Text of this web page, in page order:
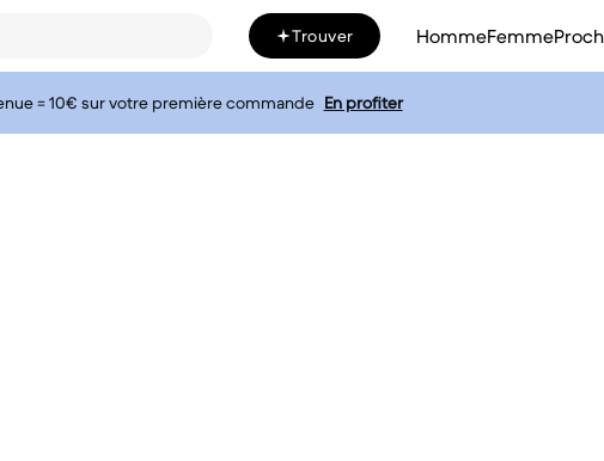
Trouver HommeFemme
= 10€ sur votre première commande En profiter